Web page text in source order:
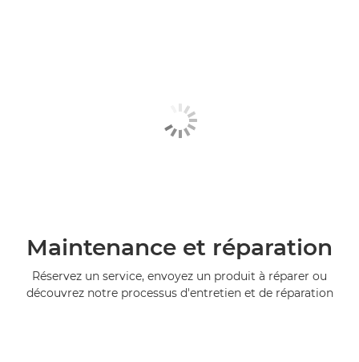
Maintenance et réparation
Réservez un service, envoyez un produit à réparer ou
découvrez notre processus d'entretien et de réparation